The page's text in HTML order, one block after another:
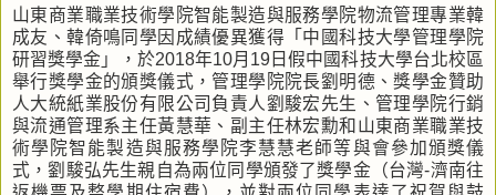
山東商業職業技術學院智能製造與服務學院物流管理專業韓
成友、韓倚鳴同學因成績優異獲得「中國科技大學管理學院
研習獎學金」，於2018年10月19日假中國科技大學台北校區
舉行獎學金的頒獎儀式，管理學院院長劉明德、獎學金贊助
人大統紙業股份有限公司負責人劉駿宏先生、管理學院行銷
與流通管理系主任黃慧華、副主任林宏勳和山東商業職業技
術學院智能製造與服務學院李慧慧老師等與會參加頒獎儀
式，劉駿弘先生親自為兩位同學頒發了獎學金（台灣-濟南往